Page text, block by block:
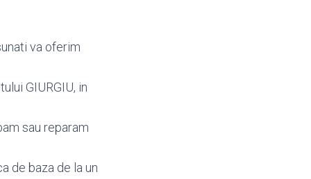
va oferim
GIURGIU, in
sau reparam
de baza de la un